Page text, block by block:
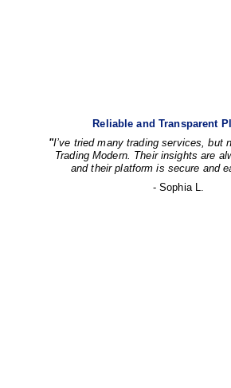
Reliable and Transparent
"I’ve tried many trading services, but
Trading Modern. Their insights are
and their platform is secure and
- Sophia L.